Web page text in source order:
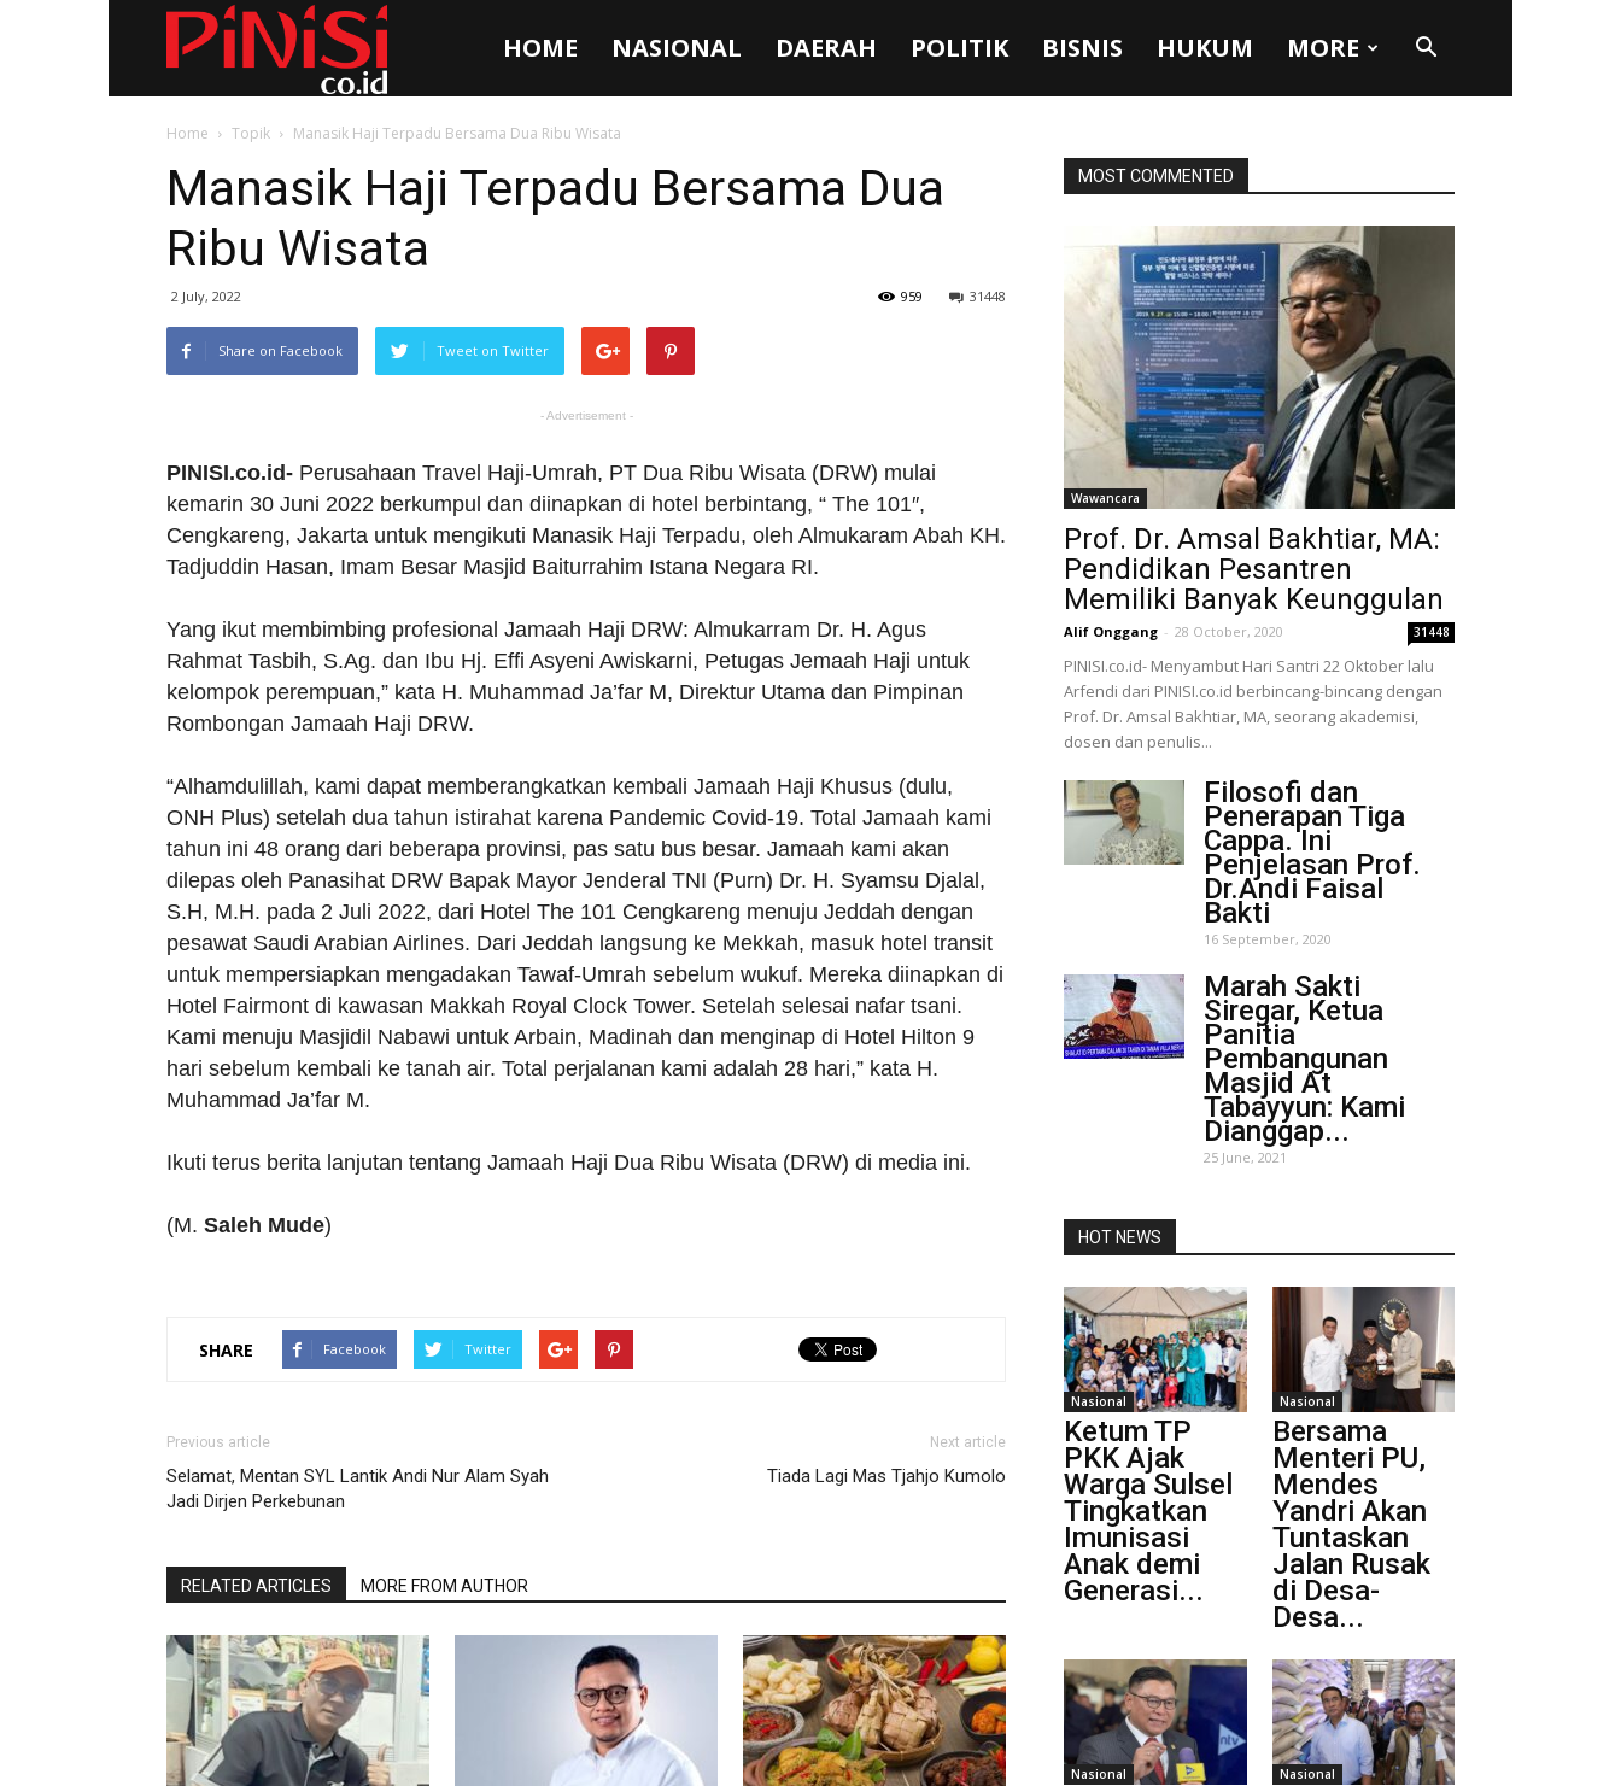
HOME NASIONAL DAERAH POLITIK BISNIS HUKUM MORE
Home Topik Manasik Haji Terpadu Bersama Dua Ribu Wisata
Manasik Haji Terpadu Bersama Dua
Ribu Wisata
2 July, 2022 31448
959
Share on Facebook Tweet on Twitter
- Advertisement -
PINISI.co.id- Perusahaan Travel Haji-Umrah, PT Dua Ribu Wisata (DRW) mulai
kemarin 30 Juni 2022 berkumpul dan diinapkan di hotel berbintang, “ The 101″,
Cengkareng, Jakarta untuk mengikuti Manasik Haji Terpadu, oleh Almukaram Abah KH.
Tadjuddin Hasan, Imam Besar Masjid Baiturrahim Istana Negara RI.
Yang ikut membimbing profesional Jamaah Haji DRW: Almukarram Dr. H. Agus
Rahmat Tasbih, S.Ag. dan Ibu Hj. Effi Asyeni Awiskarni, Petugas Jemaah Haji untuk
kelompok perempuan,” kata H. Muhammad Ja’far M, Direktur Utama dan Pimpinan
Rombongan Jamaah Haji DRW.
“Alhamdulillah, kami dapat memberangkatkan kembali Jamaah Haji Khusus (dulu,
ONH Plus) setelah dua tahun istirahat karena Pandemic Covid-19. Total Jamaah kami
tahun ini 48 orang dari beberapa provinsi, pas satu bus besar. Jamaah kami akan
dilepas oleh Panasihat DRW Bapak Mayor Jenderal TNI (Purn) Dr. H. Syamsu Djalal,
S.H, M.H. pada 2 Juli 2022, dari Hotel The 101 Cengkareng menuju Jeddah dengan
pesawat Saudi Arabian Airlines. Dari Jeddah langsung ke Mekkah, masuk hotel transit
untuk mempersiapkan mengadakan Tawaf-Umrah sebelum wukuf. Mereka diinapkan di
Hotel Fairmont di kawasan Makkah Royal Clock Tower. Setelah selesai nafar tsani.
Kami menuju Masjidil Nabawi untuk Arbain, Madinah dan menginap di Hotel Hilton 9
hari sebelum kembali ke tanah air. Total perjalanan kami adalah 28 hari,” kata H.
Muhammad Ja’far M.
Ikuti terus berita lanjutan tentang Jamaah Haji Dua Ribu Wisata (DRW) di media ini.
(M. Saleh Mude)
SHARE Facebook Twitter
Previous article
Selamat, Mentan SYL Lantik Andi Nur Alam Syah
Jadi Dirjen Perkebunan
Next article
Tiada Lagi Mas Tjahjo Kumolo
RELATED ARTICLES MORE FROM AUTHOR
MOST COMMENTED
Wawancara
Prof. Dr. Amsal Bakhtiar, MA:
Pendidikan Pesantren
Memiliki Banyak Keunggulan
Alif Onggang - 28 October, 2020 31448
PINISI.co.id- Menyambut Hari Santri 22 Oktober lalu
Arfendi dari PINISI.co.id berbincang-bincang dengan
Prof. Dr. Amsal Bakhtiar, MA, seorang akademisi,
dosen dan penulis...
Filosofi dan
Penerapan Tiga
Cappa. Ini
Penjelasan Prof.
Dr.Andi Faisal
Bakti
16 September, 2020
Marah Sakti
Siregar, Ketua
Panitia
Pembangunan
Masjid At
Tabayyun: Kami
Dianggap...
25 June, 2021
HOT NEWS
Nasional
Ketum TP
PKK Ajak
Warga Sulsel
Tingkatkan
Imunisasi
Anak demi
Generasi...
Nasional
Bersama
Menteri PU,
Mendes
Yandri Akan
Tuntaskan
Jalan Rusak
di Desa-
Desa...
Nasional Nasional